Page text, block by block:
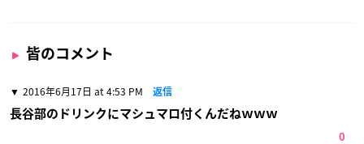
皆のコメント
2016年6月17日 at 4:53 PM 返信
長谷部のドリンクにマシュマロ付くんだねｗｗｗ
0